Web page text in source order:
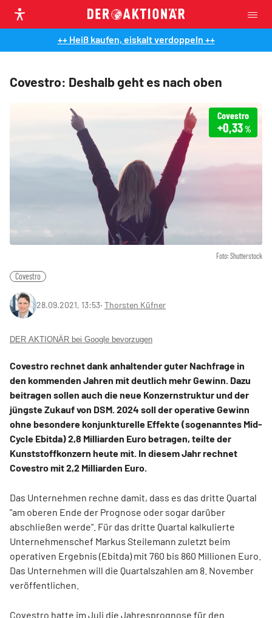
++ Heiß kaufen, eiskalt verdoppeln ++
Covestro: Deshalb geht es nach oben
Foto: Shutterstock
Covestro
+0,33%
Covestro
28.09.2021, 13:53‧ Thorsten Küfner
DER AKTIONÄR bei Google bevorzugen
Covestro rechnet dank anhaltender guter Nachfrage in
den kommenden Jahren mit deutlich mehr Gewinn. Dazu
beitragen sollen auch die neue Konzernstruktur und der
jüngste Zukauf von DSM. 2024 soll der operative Gewinn
ohne besondere konjunkturelle Effekte (sogenanntes Mid-
Cycle Ebitda) 2,8 Milliarden Euro betragen, teilte der
Kunststoffkonzern heute mit. In diesem Jahr rechnet
Covestro mit 2,2 Milliarden Euro.
Das Unternehmen rechne damit, dass es das dritte Quartal
"am oberen Ende der Prognose oder sogar darüber
abschließen werde". Für das dritte Quartal kalkulierte
Unternehmenschef Markus Steilemann zuletzt beim
operativen Ergebnis (Ebitda) mit 760 bis 860 Millionen Euro.
Das Unternehmen will die Quartalszahlen am 8. November
veröffentlichen.
Covestro hatte im Juli die Jahresprognose für den